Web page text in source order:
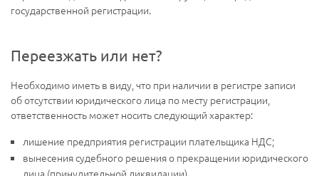
государственной регистрации.
Переезжать или нет?
Необходимо иметь в виду, что при наличии в регистре записи
об отсутствии юридического лица по месту регистрации,
ответственность может носить следующий характер:
лишение предприятия регистрации плательщика НДС;
вынесения судебного решения о прекращении юридического